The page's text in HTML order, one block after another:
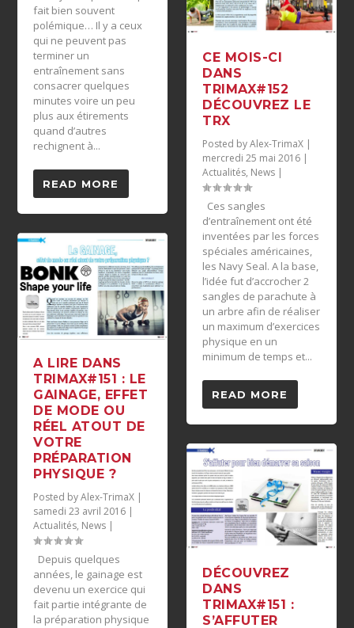
fait bien souvent
polémique… Il y a ceux
qui ne peuvent pas
terminer un
entraînement sans
consacrer quelques
minutes voire un peu
plus aux étirements
quand d’autres
rechignent à...
READ MORE
A LIRE DANS
TRIMAX#151 : LE
GAINAGE, EFFET
DE MODE OU
RÉEL ATOUT DE
VOTRE
PRÉPARATION
PHYSIQUE ?
Posted byAlex-TrimaX |
samedi 23 avril 2016 |
Actualités, News |
Depuis quelques
années, le gainage est
devenu un exercice qui
fait partie intégrante de
la préparation physique
CE MOIS-CI
DANS
TRIMAX#152
DÉCOUVREZ LE
TRX
Posted byAlex-TrimaX |
mercredi 25 mai 2016 |
Actualités, News |
Ces sangles
d’entraînement ont été
inventées par les forces
spéciales américaines,
les Navy Seal. A la base,
l’idée fut d’accrocher 2
sangles de parachute à
un arbre afin de réaliser
un maximum d’exercices
physique en un
minimum de temps et...
READ MORE
DÉCOUVREZ
DANS
TRIMAX#151 :
S’AFFUTER